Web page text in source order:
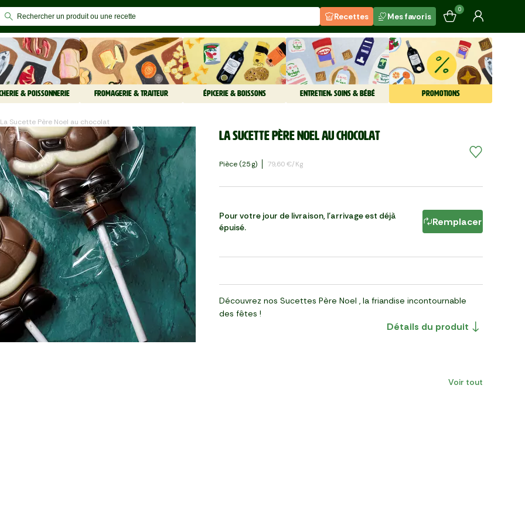
Recettes Mes favoris
0
& POISSONNERIE FROMAGERIE & TRAITEUR ÉPICERIE & BOISSONS ENTRETIEN, SOINS & BÉBÉ PROMOTIONS
La Sucette Père Noel au chocolat
La Sucette Père Noel au chocolat
Pièce (25 G) 79,60 €/kg
Pour votre jour de livraison, l'arrivage est déjà
épuisé.
Remplacer
Découvrez nos Sucettes Père Noel , la friandise incontournable
des fêtes !
Détails du produit
Voir tout